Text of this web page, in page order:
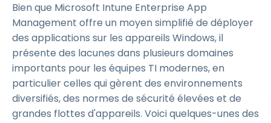
Bien que Microsoft Intune Enterprise App
Management offre un moyen simplifié de déployer
des applications sur les appareils Windows, il
présente des lacunes dans plusieurs domaines
importants pour les équipes TI modernes, en
particulier celles qui gèrent des environnements
diversifiés, des normes de sécurité élevées et de
grandes flottes d'appareils. Voici quelques-unes des